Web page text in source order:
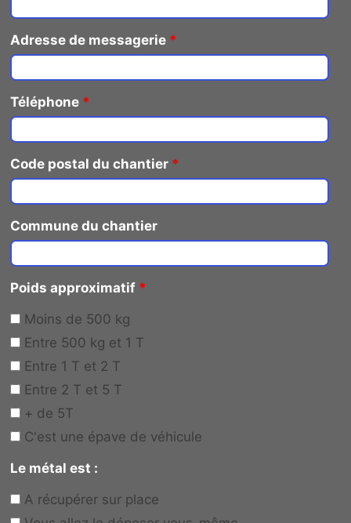
Adresse de messagerie *
Téléphone *
Code postal du chantier *
Commune du chantier
Poids approximatif *
Moins de 500 kg
Entre 500 kg et 1 T
Entre 1 T et 2 T
Entre 2 T et 5 T
+ de 5T
C'est une épave de véhicule
Le métal est :
A récupérer sur place